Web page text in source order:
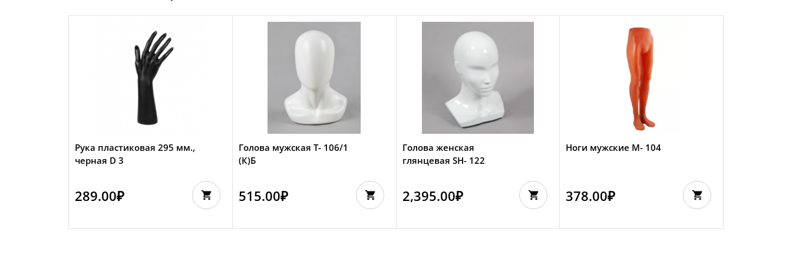
Рука пластиковая 295 мм.,
черная D 3
289.00₽
Голова мужская Т- 106/1
(К)Б
515.00₽
Голова женская
глянцевая SH- 122
2,395.00₽
Ноги мужские М- 104
378.00₽